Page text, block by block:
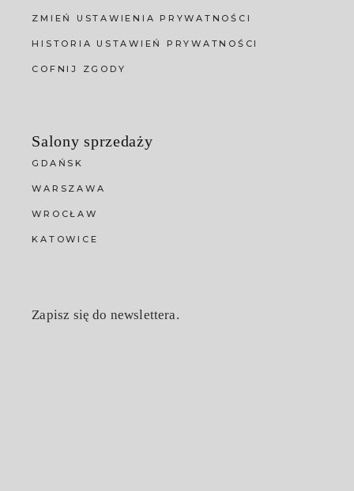
ZMIEŃ USTAWIENIA PRYWATNOŚCI
HISTORIA USTAWIEŃ PRYWATNOŚCI
COFNIJ ZGODY
Salony sprzedaży
GDAŃSK
WARSZAWA
WROCŁAW
KATOWICE
Zapisz się do newslettera.